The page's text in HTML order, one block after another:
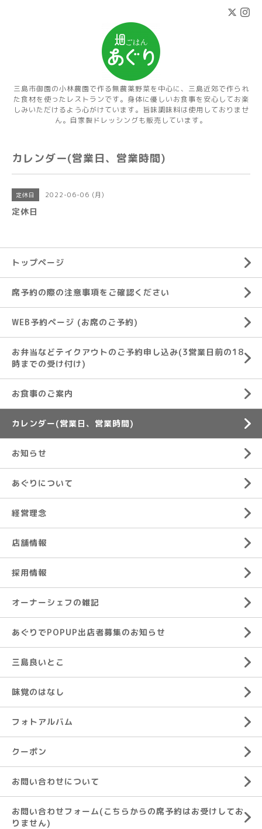
三島市御園の小林農園で作る無農薬野菜を中心に、三島近郊で作られ
た食材を使ったレストランです。身体に優しいお食事を安心してお楽
しみいただけるよう心がけています。旨味調味料は使用しておりませ
ん。自家製ドレッシングも販売しています。
カレンダー(営業日、営業時間)
定休日 2022-06-06 (月)
定休日
トップページ
席予約の際の注意事項をご確認ください
WEB予約ページ (お席のご予約)
お弁当などテイクアウトのご予約申し込み(3営業日前の18
時までの受け付け)
お食事のご案内
カレンダー(営業日、営業時間)
お知らせ
あぐりについて
経営理念
店舗情報
採用情報
オーナーシェフの雑記
あぐりでPOPUP出店者募集のお知らせ
三島良いとこ
味覚のはなし
フォトアルバム
クーポン
お問い合わせについて
お問い合わせフォーム(こちらからの席予約はお受けしてお
りません)